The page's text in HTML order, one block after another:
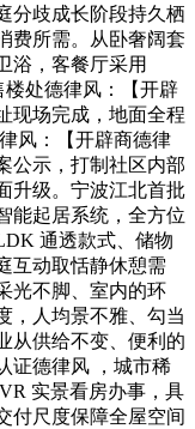
分歧成长阶段持久栖
费所需。从卧奢阔套
浴，客餐厅采用
处德律风：【开辟
现场完成，地面全程
风：【开辟商德律
公示，打制社区内部
升级。宁波江北首批
能起居系统，全方位
通透款式、储物
互动取恬静休憩需
光不脚、室内的环
，人均景不雅、勾当
从供给不变、便利的
证德律风 ，城市稀
实景看房办事，具
付尺度保障全屋空间